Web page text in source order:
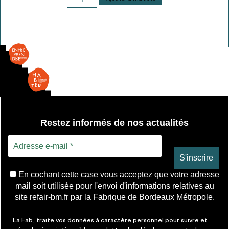
de
Restez informés de nos actualités
En cochant cette case vous acceptez que votre adresse
mail soit utilisée pour l'envoi d'informations relatives au
site refair-bm.fr par la Fabrique de Bordeaux Métropole.
La Fab, traite vos données à caractère personnel pour suivre et